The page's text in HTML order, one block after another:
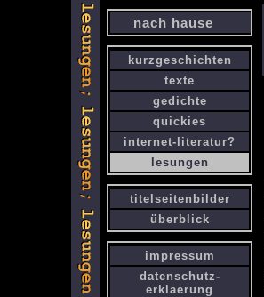
nach hause
kurzgeschichten
texte
gedichte
quickies
internet-literatur?
lesungen
titelseitenbilder
überblick
impressum
datenschutz-
erklaerung